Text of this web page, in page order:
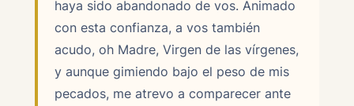
haya sido abandonado de vos. Animado
con esta confianza, a vos también
acudo, oh Madre, Virgen de las vírgenes,
y aunque gimiendo bajo el peso de mis
pecados, me atrevo a comparecer ante